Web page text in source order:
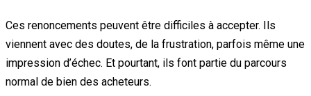
Ces renoncements peuvent être difficiles à accepter. Ils
viennent avec des doutes, de la frustration, parfois même une
impression d’échec. Et pourtant, ils font partie du parcours
normal de bien des acheteurs.